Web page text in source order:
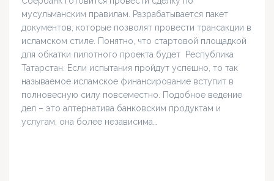
мусульманским правилам. Разрабатывается пакет
документов, которые позволят провести трансакции в
исламском стиле. Понятно, что стартовой площадкой
для обкатки пилотного проекта будет Республика
Татарстан. Если испытания пройдут успешно, то так
называемое исламское финансирование вступит в
полновесную силу повсеместно. Подобное ведение
дел – это алтернатива банковским продуктам и
услугам, она более независима…